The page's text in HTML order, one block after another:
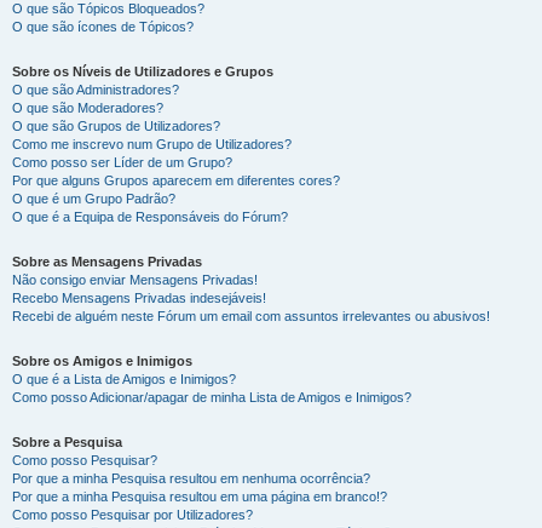
O que são Tópicos Bloqueados?
O que são ícones de Tópicos?
Sobre os Níveis de Utilizadores e Grupos
O que são Administradores?
O que são Moderadores?
O que são Grupos de Utilizadores?
Como me inscrevo num Grupo de Utilizadores?
Como posso ser Líder de um Grupo?
Por que alguns Grupos aparecem em diferentes cores?
O que é um Grupo Padrão?
O que é a Equipa de Responsáveis do Fórum?
Sobre as Mensagens Privadas
Não consigo enviar Mensagens Privadas!
Recebo Mensagens Privadas indesejáveis!
Recebi de alguém neste Fórum um email com assuntos irrelevantes ou abusivos!
Sobre os Amigos e Inimigos
O que é a Lista de Amigos e Inimigos?
Como posso Adicionar/apagar de minha Lista de Amigos e Inimigos?
Sobre a Pesquisa
Como posso Pesquisar?
Por que a minha Pesquisa resultou em nenhuma ocorrência?
Por que a minha Pesquisa resultou em uma página em branco!?
Como posso Pesquisar por Utilizadores?